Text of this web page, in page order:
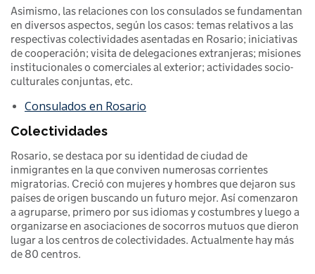
Asimismo, las relaciones con los consulados se fundamentan
en diversos aspectos, según los casos: temas relativos a las
respectivas colectividades asentadas en Rosario; iniciativas
de cooperación; visita de delegaciones extranjeras; misiones
institucionales o comerciales al exterior; actividades socio-
culturales conjuntas, etc.
Consulados en Rosario
Colectividades
Rosario, se destaca por su identidad de ciudad de
inmigrantes en la que conviven numerosas corrientes
migratorias. Creció con mujeres y hombres que dejaron sus
países de origen buscando un futuro mejor. Así comenzaron
a agruparse, primero por sus idiomas y costumbres y luego a
organizarse en asociaciones de socorros mutuos que dieron
lugar a los centros de colectividades. Actualmente hay más
de 80 centros.